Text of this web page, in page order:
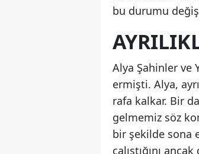
bu durumu
Alya Şahinler ve
ermişti. Alya,
rafa kalkar. Bir
gelmemiz söz
bir şekilde sona
çalıştığını